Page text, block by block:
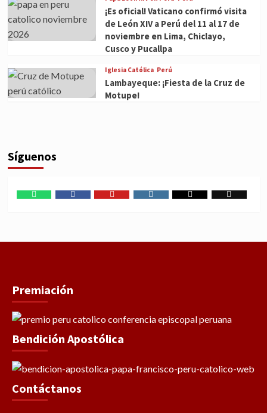
¡Es oficial! Vaticano confirmó visita
de León XIV a Perú del 11 al 17 de
noviembre en Lima, Chiclayo,
Cusco y Pucallpa
Iglesia Católica Perú
Lambayeque: ¡Fiesta de la Cruz de
Motupe!
Síguenos
Premiación
Bendición Apostólica
Contáctanos